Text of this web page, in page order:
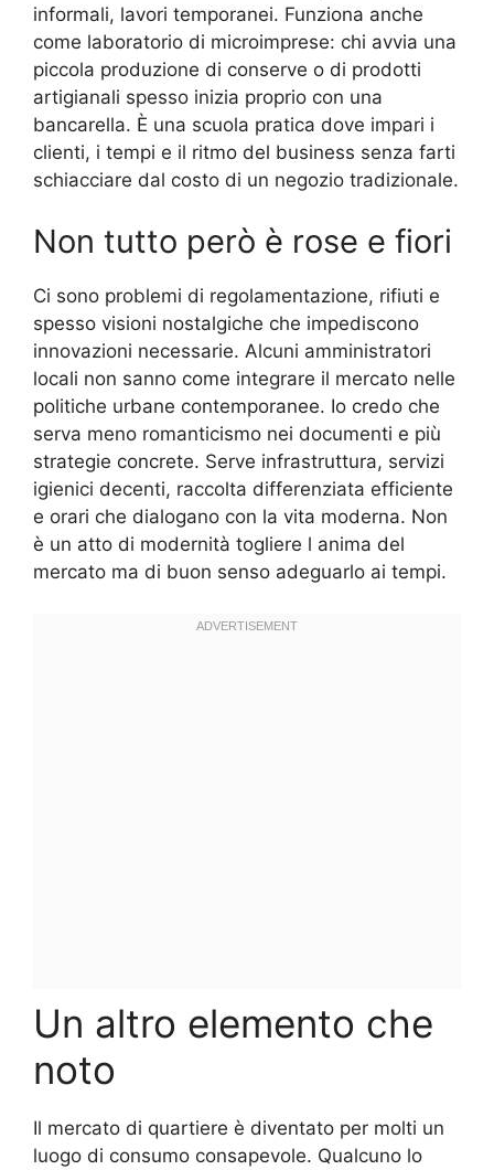
informali, lavori temporanei. Funziona anche
come laboratorio di microimprese: chi avvia una
piccola produzione di conserve o di prodotti
artigianali spesso inizia proprio con una
bancarella. È una scuola pratica dove impari i
clienti, i tempi e il ritmo del business senza farti
schiacciare dal costo di un negozio tradizionale.
Non tutto però è rose e fiori
Ci sono problemi di regolamentazione, rifiuti e
spesso visioni nostalgiche che impediscono
innovazioni necessarie. Alcuni amministratori
locali non sanno come integrare il mercato nelle
politiche urbane contemporanee. Io credo che
serva meno romanticismo nei documenti e più
strategie concrete. Serve infrastruttura, servizi
igienici decenti, raccolta differenziata efficiente
e orari che dialogano con la vita moderna. Non
è un atto di modernità togliere l anima del
mercato ma di buon senso adeguarlo ai tempi.
Un altro elemento che
noto
Il mercato di quartiere è diventato per molti un
luogo di consumo consapevole. Qualcuno lo